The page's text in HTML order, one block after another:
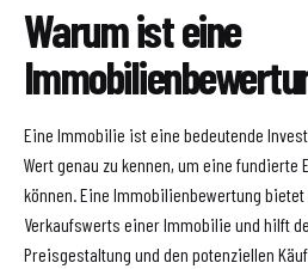
Warum ist eine
Eine Immobilie ist eine bedeutende
Wert genau zu kennen, um eine fundierte
können. Eine Immobilienbewertung
Verkaufswerts einer Immobilie und hilft
Preisgestaltung und den potenziellen